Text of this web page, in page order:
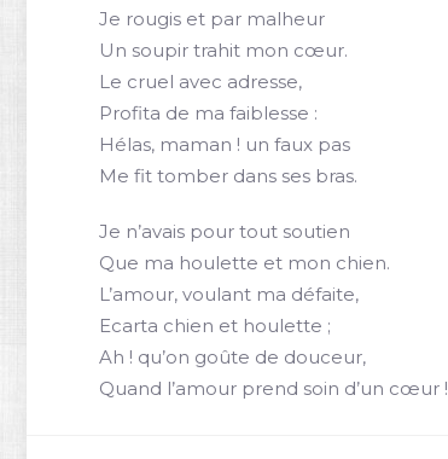
Je rougis et par malheur
Un soupir trahit mon cœur.
Le cruel avec adresse,
Profita de ma faiblesse :
Hélas, maman ! un faux pas
Me fit tomber dans ses bras.
Je n’avais pour tout soutien
Que ma houlette et mon chien.
L’amour, voulant ma défaite,
Ecarta chien et houlette ;
Ah ! qu’on goûte de douceur,
Quand l’amour prend soin d’un cœur !